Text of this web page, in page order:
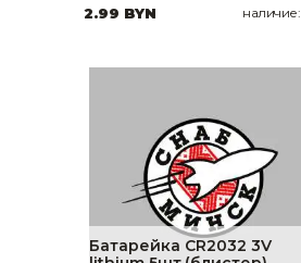
2.99 BYN наличие:
Батарейка CR2032 3V